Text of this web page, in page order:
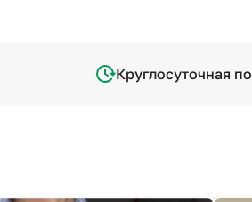
Круглосуточная